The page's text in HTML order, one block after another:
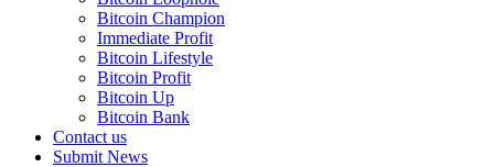
Bitcoin Champion
Immediate Profit
Bitcoin Lifestyle
Bitcoin Profit
Bitcoin Up
Bitcoin Bank
Contact us
Submit News